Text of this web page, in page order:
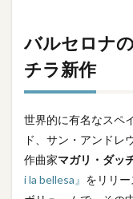
バルセロナ
チラ新作
世界的に有名なスペ
ド、サン・アンドレ
作曲家マガリ・ダッ
i la bellesa』 をリリ